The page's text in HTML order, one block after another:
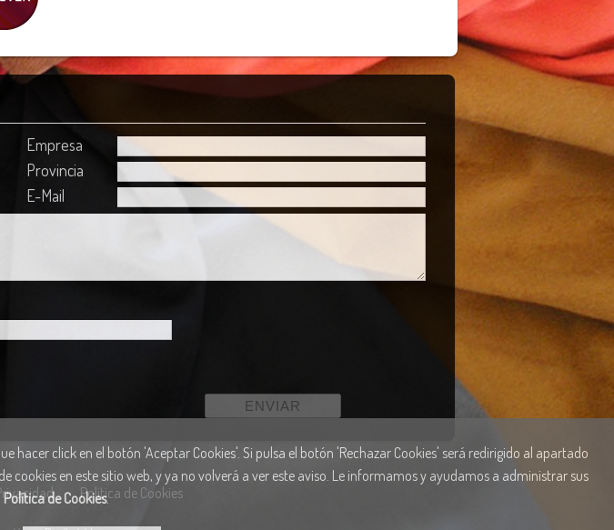
hacer click en el botón 'Aceptar Cookies'. Si pulsa el botón 'Rechazar Cookies' será redirigido al apartado
en este sitio web, y ya no volverá a ver este aviso. Le informamos y ayudamos a administrar sus
Política de Cookies.
Empresa
Provincia
E-Mail
Política de Cookies